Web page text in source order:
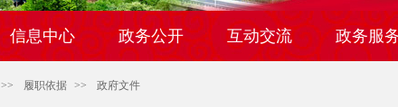
信息中心 政务公开 互动交流 政务服
>> 履职依据 >> 政府文件